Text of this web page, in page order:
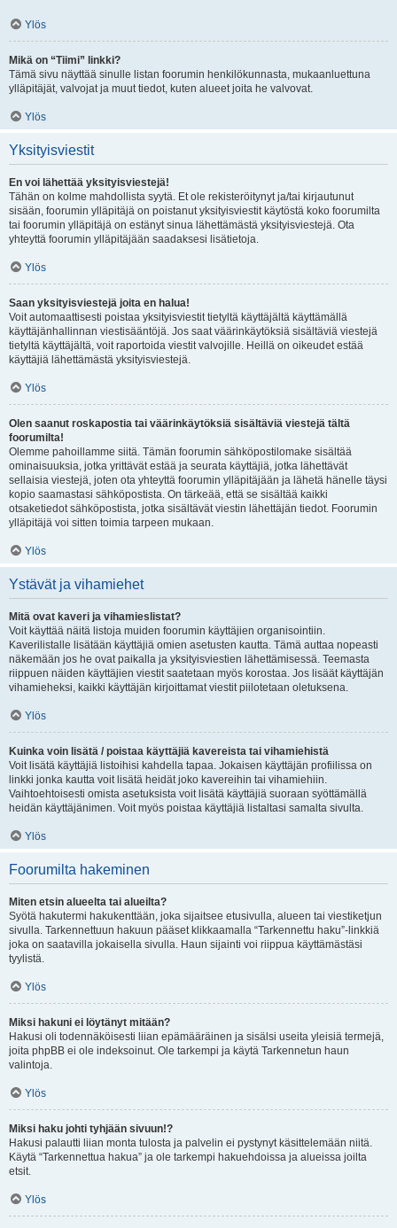
Ylös
Mikä on “Tiimi” linkki?
Tämä sivu näyttää sinulle listan foorumin henkilökunnasta, mukaanluettuna
ylläpitäjät, valvojat ja muut tiedot, kuten alueet joita he valvovat.
Ylös
Yksityisviestit
En voi lähettää yksityisviestejä!
Tähän on kolme mahdollista syytä. Et ole rekisteröitynyt ja/tai kirjautunut
sisään, foorumin ylläpitäjä on poistanut yksityisviestit käytöstä koko foorumilta
tai foorumin ylläpitäjä on estänyt sinua lähettämästä yksityisviestejä. Ota
yhteyttä foorumin ylläpitäjään saadaksesi lisätietoja.
Ylös
Saan yksityisviestejä joita en halua!
Voit automaattisesti poistaa yksityisviestit tietyltä käyttäjältä käyttämällä
käyttäjänhallinnan viestisääntöjä. Jos saat väärinkäytöksiä sisältäviä viestejä
tietyltä käyttäjältä, voit raportoida viestit valvojille. Heillä on oikeudet estää
käyttäjiä lähettämästä yksityisviestejä.
Ylös
Olen saanut roskapostia tai väärinkäytöksiä sisältäviä viestejä tältä
foorumilta!
Olemme pahoillamme siitä. Tämän foorumin sähköpostilomake sisältää
ominaisuuksia, jotka yrittävät estää ja seurata käyttäjiä, jotka lähettävät
sellaisia viestejä, joten ota yhteyttä foorumin ylläpitäjään ja lähetä hänelle täysi
kopio saamastasi sähköpostista. On tärkeää, että se sisältää kaikki
otsaketiedot sähköpostista, jotka sisältävät viestin lähettäjän tiedot. Foorumin
ylläpitäjä voi sitten toimia tarpeen mukaan.
Ylös
Ystävät ja vihamiehet
Mitä ovat kaveri ja vihamieslistat?
Voit käyttää näitä listoja muiden foorumin käyttäjien organisointiin.
Kaverilistalle lisätään käyttäjiä omien asetusten kautta. Tämä auttaa nopeasti
näkemään jos he ovat paikalla ja yksityisviestien lähettämisessä. Teemasta
riippuen näiden käyttäjien viestit saatetaan myös korostaa. Jos lisäät käyttäjän
vihamieheksi, kaikki käyttäjän kirjoittamat viestit piilotetaan oletuksena.
Ylös
Kuinka voin lisätä / poistaa käyttäjiä kavereista tai vihamiehistä
Voit lisätä käyttäjiä listoihisi kahdella tapaa. Jokaisen käyttäjän profiilissa on
linkki jonka kautta voit lisätä heidät joko kavereihin tai vihamiehiin.
Vaihtoehtoisesti omista asetuksista voit lisätä käyttäjiä suoraan syöttämällä
heidän käyttäjänimen. Voit myös poistaa käyttäjiä listaltasi samalta sivulta.
Ylös
Foorumilta hakeminen
Miten etsin alueelta tai alueilta?
Syötä hakutermi hakukenttään, joka sijaitsee etusivulla, alueen tai viestiketjun
sivulla. Tarkennettuun hakuun pääset klikkaamalla “Tarkennettu haku”-linkkiä
joka on saatavilla jokaisella sivulla. Haun sijainti voi riippua käyttämästäsi
tyylistä.
Ylös
Miksi hakuni ei löytänyt mitään?
Hakusi oli todennäköisesti liian epämääräinen ja sisälsi useita yleisiä termejä,
joita phpBB ei ole indeksoinut. Ole tarkempi ja käytä Tarkennetun haun
valintoja.
Ylös
Miksi haku johti tyhjään sivuun!?
Hakusi palautti liian monta tulosta ja palvelin ei pystynyt käsittelemään niitä.
Käytä “Tarkennettua hakua” ja ole tarkempi hakuehdoissa ja alueissa joilta
etsit.
Ylös